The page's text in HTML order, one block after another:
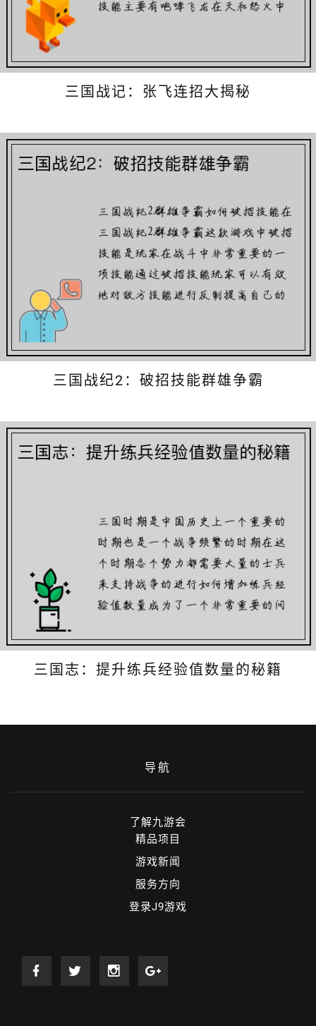
三国战记：张飞连招大揭秘
三国战纪2：破招技能群雄争霸
三国志：提升练兵经验值数量的秘籍
导航
了解九游会
精品项目
游戏新闻
服务方向
登录J9游戏